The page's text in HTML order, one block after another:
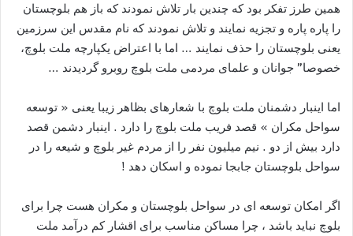
همین طرز تفکر بود که چندین بار تلاش نمودند که باز هم بلوچستان
را پاره پاره و تجزیه نمایند و تلاش نمودند که نام مقدس این سرزمین
یعنی بلوچستان را حذف نمایند … اما با اعتراض یکپارچه ملت بلوچ،
خصوصا” جوانان و علمای مردمی ملت بلوچ روبرو گردیدند …
اما اینبار دشمنان ملت بلوچ با شعارهای بظاهر زیبا یعنی « توسعه
سواحل مکران » قصد فریب ملت بلوچ را دارد . اینبار دشمن قصد
دارد بیش از دو . نیم میلیون نفر را از مردم غیر بلوچ و شیعه را در
سواحل بلوچستان جابجا نموده و اسکان دهد !
اگر امکان توسعه ای در سواحل بلوچستان و مکران هست چرا برای
بلوچ نباید باشد ، چرا مساکن مناسب برای اقشار کم درآمد ملت